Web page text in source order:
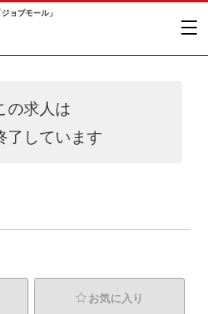
ョブモール」
の求人は
了しています
お気に入り